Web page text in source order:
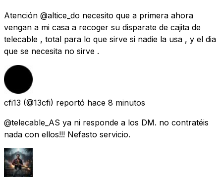
Atención @altice_do necesito que a primera ahora
vengan a mi casa a recoger su disparate de cajita de
telecable , total para lo que sirve si nadie la usa , y el dia
que se necesita no sirve .
cfi13 (@13cfi) reportó hace 8 minutos
@telecable_AS ya ni responde a los DM. no contratéis
nada con ellos!!! Nefasto servicio.